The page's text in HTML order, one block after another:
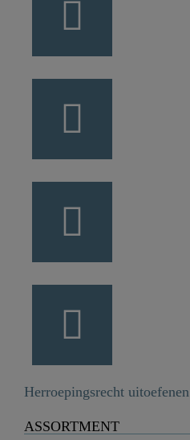
Herroepingsrecht uitoefenen
ASSORTMENT